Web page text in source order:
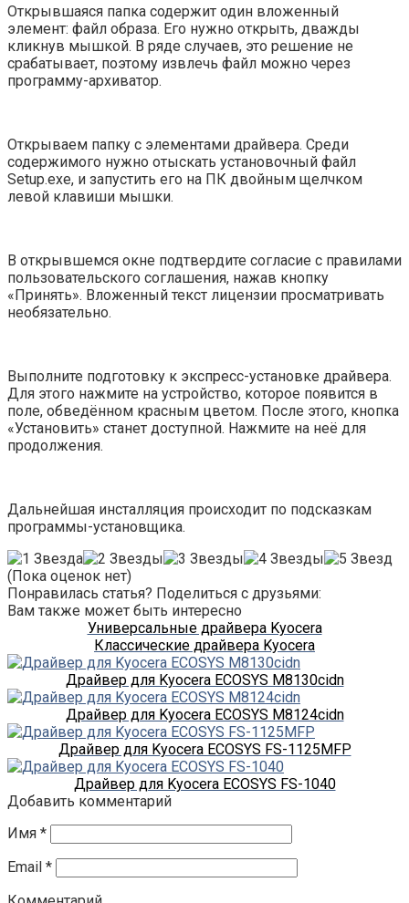
Открывшаяся папка содержит один вложенный
элемент: файл образа. Его нужно открыть, дважды
кликнув мышкой. В ряде случаев, это решение не
срабатывает, поэтому извлечь файл можно через
программу-архиватор.
Открываем папку с элементами драйвера. Среди
содержимого нужно отыскать установочный файл
Setup.exe, и запустить его на ПК двойным щелчком
левой клавиши мышки.
В открывшемся окне подтвердите согласие с правилами
пользовательского соглашения, нажав кнопку
«Принять». Вложенный текст лицензии просматривать
необязательно.
Выполните подготовку к экспресс-установке драйвера.
Для этого нажмите на устройство, которое появится в
поле, обведённом красным цветом. После этого, кнопка
«Установить» станет доступной. Нажмите на неё для
продолжения.
Дальнейшая инсталляция происходит по подсказкам
программы-установщика.
(Пока оценок нет)
Понравилась статья? Поделиться с друзьями:
Вам также может быть интересно
Универсальные драйвера Kyocera
Классические драйвера Kyocera
Драйвер для Kyocera ECOSYS M8130cidn
Драйвер для Kyocera ECOSYS M8124cidn
Драйвер для Kyocera ECOSYS FS-1125MFP
Драйвер для Kyocera ECOSYS FS-1040
Добавить комментарий
Имя *
Email *